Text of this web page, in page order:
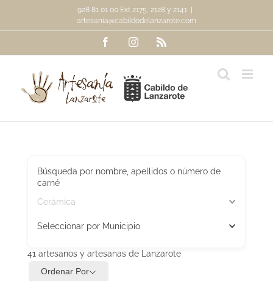
contenido
928 81 01 00 Ext 2175, 2128 y 2141
artesania@cabildodelanzarote.com
FacebookInstagramRss
Búsqueda por nombre, apellidos o número de
carné
Cerámica
Seleccionar por Municipio
41 artesanos y artesanas de Lanzarote
Ordenar Por